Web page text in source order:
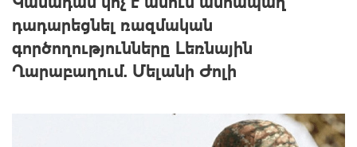
դադարեցնել ռազմական
գործողությունները Լեռնային
Ղարաբաղում. Մելանի Ժոլի